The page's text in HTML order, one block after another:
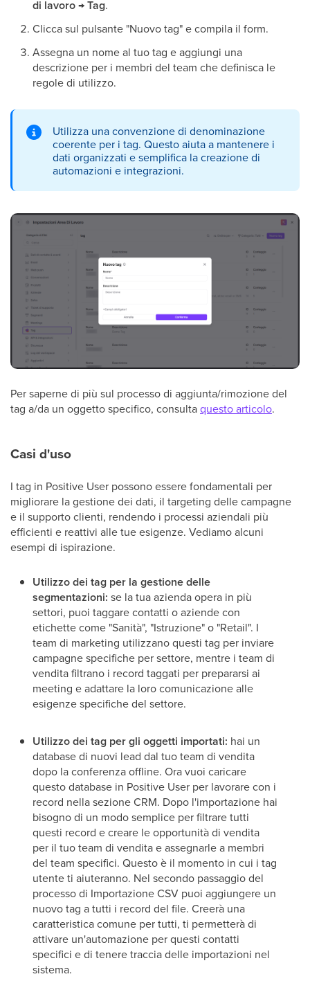
di lavoro → Tag.
Clicca sul pulsante "Nuovo tag" e compila il form.
Assegna un nome al tuo tag e aggiungi una
descrizione per i membri del team che definisca le
regole di utilizzo.
Utilizza una convenzione di denominazione
coerente per i tag. Questo aiuta a mantenere i
dati organizzati e semplifica la creazione di
automazioni e integrazioni.
Per saperne di più sul processo di aggiunta/rimozione del
tag a/da un oggetto specifico, consultaquesto articolo.
Casi d'uso
I tag in Positive User possono essere fondamentali per
migliorare la gestione dei dati, il targeting delle campagne
e il supporto clienti, rendendo i processi aziendali più
efficienti e reattivi alle tue esigenze. Vediamo alcuni
esempi di ispirazione.
Utilizzo dei tag per la gestione delle
segmentazioni: se la tua azienda opera in più
settori, puoi taggare contatti o aziende con
etichette come "Sanità", "Istruzione" o "Retail". I
team di marketing utilizzano questi tag per inviare
campagne specifiche per settore, mentre i team di
vendita filtrano i record taggati per prepararsi ai
meeting e adattare la loro comunicazione alle
esigenze specifiche del settore.
Utilizzo dei tag per gli oggetti importati: hai un
database di nuovi lead dal tuo team di vendita
dopo la conferenza offline. Ora vuoi caricare
questo database in Positive User per lavorare con i
record nella sezione CRM. Dopo l'importazione hai
bisogno di un modo semplice per filtrare tutti
questi record e creare le opportunità di vendita
per il tuo team di vendita e assegnarle a membri
del team specifici. Questo è il momento in cui i tag
utente ti aiuteranno. Nel secondo passaggio del
processo di Importazione CSV puoi aggiungere un
nuovo tag a tutti i record del file. Creerà una
caratteristica comune per tutti, ti permetterà di
attivare un'automazione per questi contatti
specifici e di tenere traccia delle importazioni nel
sistema.